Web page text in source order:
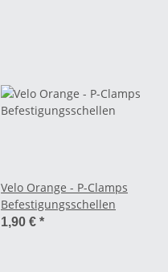
Velo Orange - P-Clamps
Befestigungsschellen
1,90 € *